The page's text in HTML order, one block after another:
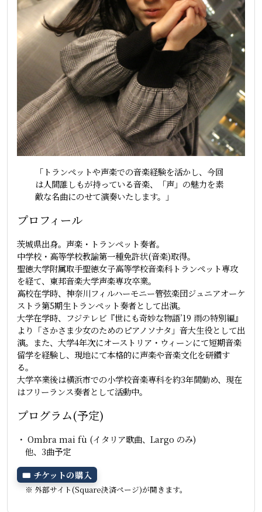
「トランペットや声楽での音楽経験を活かし、今回
は人間誰しもが持っている音楽、「声」の魅力を素
敵な名曲にのせて演奏いたします。」
プロフィール
茨城県出身。声楽・トランペット奏者。
中学校・高等学校教諭第一種免許状(音楽)取得。
聖徳大学附属取手聖徳女子高等学校音楽科トランペット専攻
を経て、東邦音楽大学声楽専攻卒業。
高校在学時、神奈川フィルハーモニー管弦楽団ジュニアオーケ
ストラ第5期生トランペット奏者として出演。
大学在学時、フジテレビ『世にも奇妙な物語’19 雨の特別編』
より「さかさま少女のためのピアノソナタ」音大生役として出
演。また、大学4年次にオーストリア・ウィーンにて短期音楽
留学を経験し、現地にて本格的に声楽や音楽文化を研鑽す
る。
大学卒業後は横浜市での小学校音楽専科を約3年間勤め、現在
はフリーランス奏者として活動中。
プログラム(予定)
・ Ombra mai fù (イタリア歌曲、Largo のみ)
他、3曲予定
🎟 チケットの購入
※ 外部サイト(Square決済ページ)が開きます。